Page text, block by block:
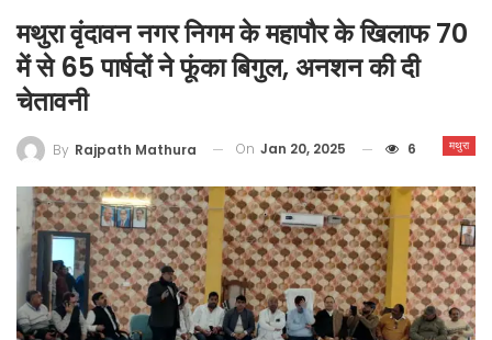
मथुरा वृंदावन नगर निगम के महापौर के खिलाफ 70
में से 65 पार्षदों ने फूंका बिगुल, अनशन की दी
चेतावनी
मथुरा
By Rajpath Mathura On Jan 20, 2025 6